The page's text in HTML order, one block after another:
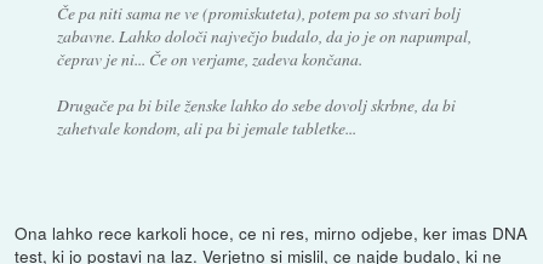
Če pa niti sama ne ve (promiskuteta), potem pa so stvari bolj
zabavne. Lahko določi največjo budalo, da jo je on napumpal,
čeprav je ni... Če on verjame, zadeva končana.
Drugače pa bi bile ženske lahko do sebe dovolj skrbne, da bi
zahetvale kondom, ali pa bi jemale tabletke...
Ona lahko rece karkoli hoce, ce ni res, mirno odjebe, ker imas DNA
test, ki jo postavi na laz. Verjetno si mislil, ce najde budalo, ki ne